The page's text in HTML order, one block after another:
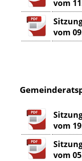
vom
vom
vom
vom